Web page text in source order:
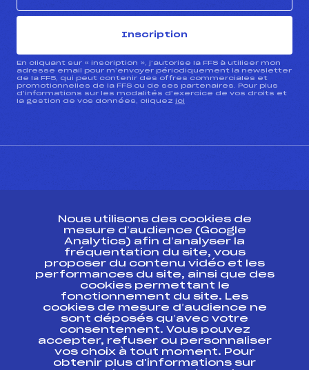
Inscription
En cliquant sur « inscription », j’autorise la FFS à utiliser mon
adresse email pour m’envoyer périodiquement la newsletter
de la FFS, qui peut contenir des offres commerciales et
promotionnelles de la FFS ou de ses partenaires. Pour plus
d’informations sur les modalités d’exercice de vos droits et
la gestion de vos données, cliquez ici
ESPACE PRESSE
Ressources
Pass’Neige
Projet sportif fédéral
Projet de performance fédéral
Antidopage
Pôle Développement, Formation, Suivi
Scientifique
Listes ministérielles
Nous utilisons des cookies de
mesure d’audience (Google
Analytics) afin d’analyser la
fréquentation du site, vous
proposer du contenu vidéo et les
performances du site, ainsi que des
cookies permettant le
fonctionnement du site. Les
cookies de mesure d’audience ne
sont déposés qu’avec votre
consentement. Vous pouvez
accepter, refuser ou personnaliser
vos choix à tout moment. Pour
obtenir plus d'informations sur